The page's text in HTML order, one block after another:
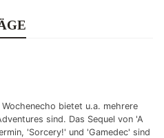
bietet u.a. mehrere
sind. Das Sequel von 'A
'Sorcery!' und 'Gamedec' sind